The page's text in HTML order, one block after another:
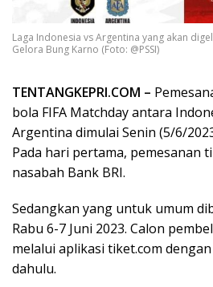
Laga Indonesia vs Argentina yang akan
Gelora Bung Karno (Foto: @PSSI)
TENTANGKEPRI.COM –
bola FIFA Matchday antara
Argentina dimulai Senin (5/6/
Pada hari pertama, pemesanan
nasabah Bank BRI.
Sedangkan yang untuk umum
Rabu 6-7 Juni 2023. Calon
melalui aplikasi tiket.com
dahulu.